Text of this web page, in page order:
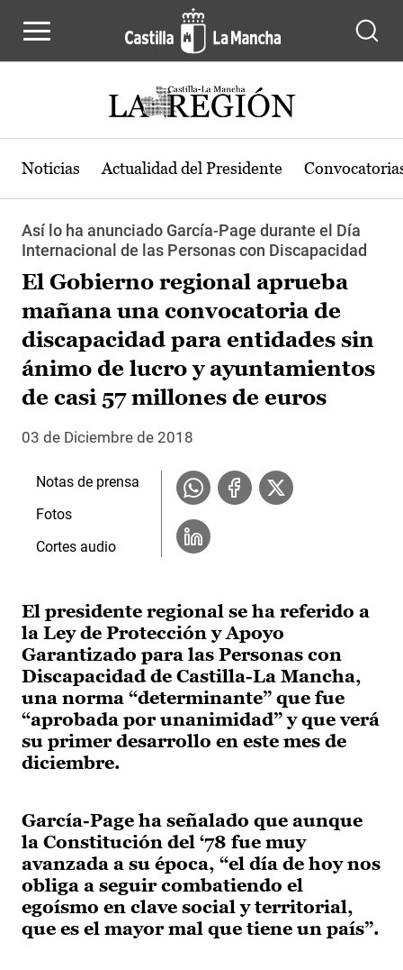
Noticias Actualidad del Presidente
Así lo ha anunciado García-Page durante el Día
Internacional de las Personas con Discapacidad
El Gobierno regional aprueba
mañana una convocatoria de
discapacidad para entidades sin
ánimo de lucro y ayuntamientos
de casi 57 millones de euros
03 de Diciembre de 2018
El presidente regional se ha referido a
la Ley de Protección y Apoyo
Garantizado para las Personas con
Discapacidad de Castilla-La Mancha,
una norma “determinante” que fue
“aprobada por unanimidad” y que verá
su primer desarrollo en este mes de
diciembre.
García-Page ha señalado que aunque
la Constitución del ‘78 fue muy
avanzada a su época, “el día de hoy nos
obliga a seguir combatiendo el
egoísmo en clave social y territorial,
que es el mayor mal que tiene un país”.
Notas de prensa
Fotos
Cortes audio